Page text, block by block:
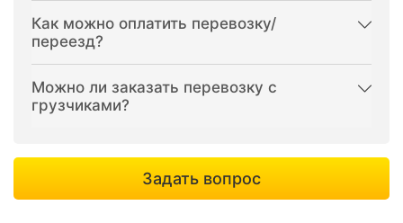
Как можно оплатить перевозку/
переезд?
Можно ли заказать перевозку с
грузчиками?
Задать вопрос